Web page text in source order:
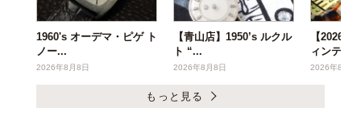
1960's オーデマ・ピゲ ト
ノー...
2026年8月8日
【青山店】1950’s ルクル
ト “...
2026年8月8日
【2026年
ィンテー...
2026年8月6
もっと見る